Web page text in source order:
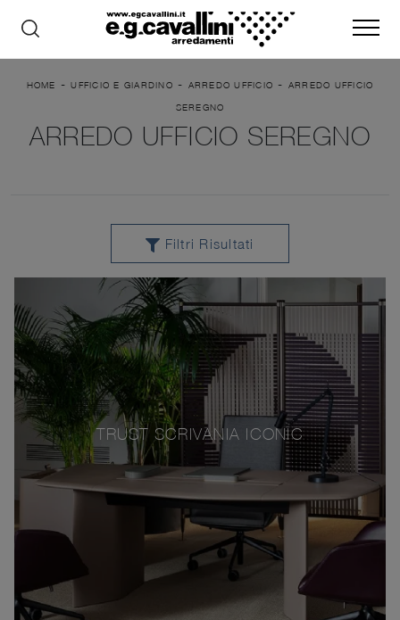
HOME -UFFICIO E GIARDINO - ARREDO UFFICIO - ARREDO UFFICIO
SEREGNO
ARREDO UFFICIO SEREGNO
Filtri Risultati
TRUST SCRIVANIA ICONIC